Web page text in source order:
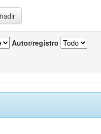
Autor/registro